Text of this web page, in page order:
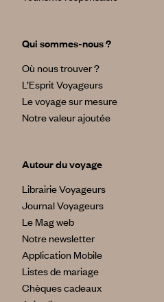
Qui sommes-nous ?
Où nous trouver ?
L’Esprit Voyageurs
Le voyage sur mesure
Notre valeur ajoutée
Autour du voyage
Librairie Voyageurs
Journal Voyageurs
Le Mag web
Notre newsletter
Application Mobile
Listes de mariage
Chèques cadeaux